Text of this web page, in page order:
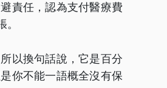
責任，認為支付醫療費
以換句話說，它是百分
你不能一語概全沒有保